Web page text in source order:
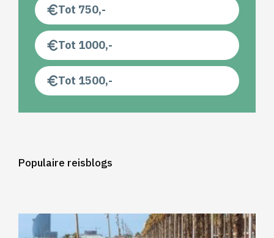
Tot 750,-
Tot 1000,-
Tot 1500,-
Populaire reisblogs